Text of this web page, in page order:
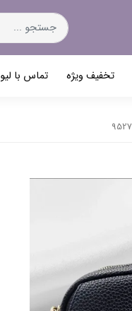
تخفیف ویژه تماس با لیو